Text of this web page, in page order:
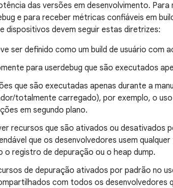
das versões em desenvolvimento.
e para receber métricas confiáveis em
dispositivos devem seguir estas diretrizes:
ser definido como um build de usuário com
para userdebug que são executados
que são executadas apenas durante a
totalmente carregado), por exemplo, o
em segundo plano.
recursos que são ativados ou desativados
que os desenvolvedores usem
o registro de depuração ou o heap dump.
de depuração ativados por padrão no
com todos os desenvolvedores